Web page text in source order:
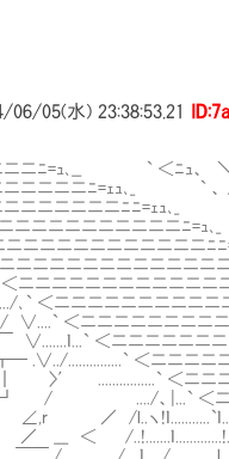
06/05(水) 23:38:53.21
二二二ﾆ=ｭ､__ ` ＜ﾆｭ、
二二二二二二二ﾆ=ｪｭ､_ ` 、
二二二二二二二二ﾆﾆ=ｪｭ､_
二二二二二二二二二二二ﾆ=ｭ
二二二二二二二二二二二二二ﾆ
二二二二二二二二二二二
二二二二二二二二二二
二二二二二二二二二
＜二二二二二二二二二
ｌ...` ＜二二二二二二
＜二二二二
′ ................` ＜二二
. | ┗┛ / ..../、|...` ＜二
/l..ヽ!ｌ...........`ｌ
ｌ
...../